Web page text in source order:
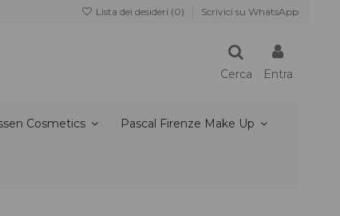
Lista dei desideri (0) Scrivici su WhatsApp
Cerca Entra
Cosmetics Pascal Firenze Make Up